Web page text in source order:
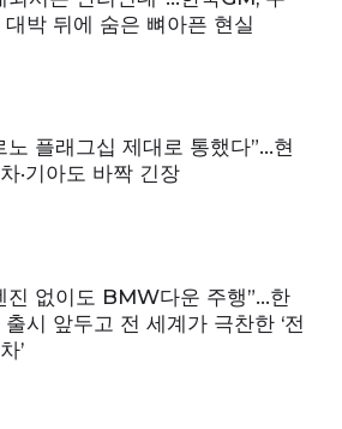
대박 뒤에 숨은 뼈아픈 현실
노 플래그십 제대로 통했다”…현
·기아도 바짝 긴장
진 없이도 BMW다운 주행”…한
출시 앞두고 전 세계가 극찬한 ‘전
’